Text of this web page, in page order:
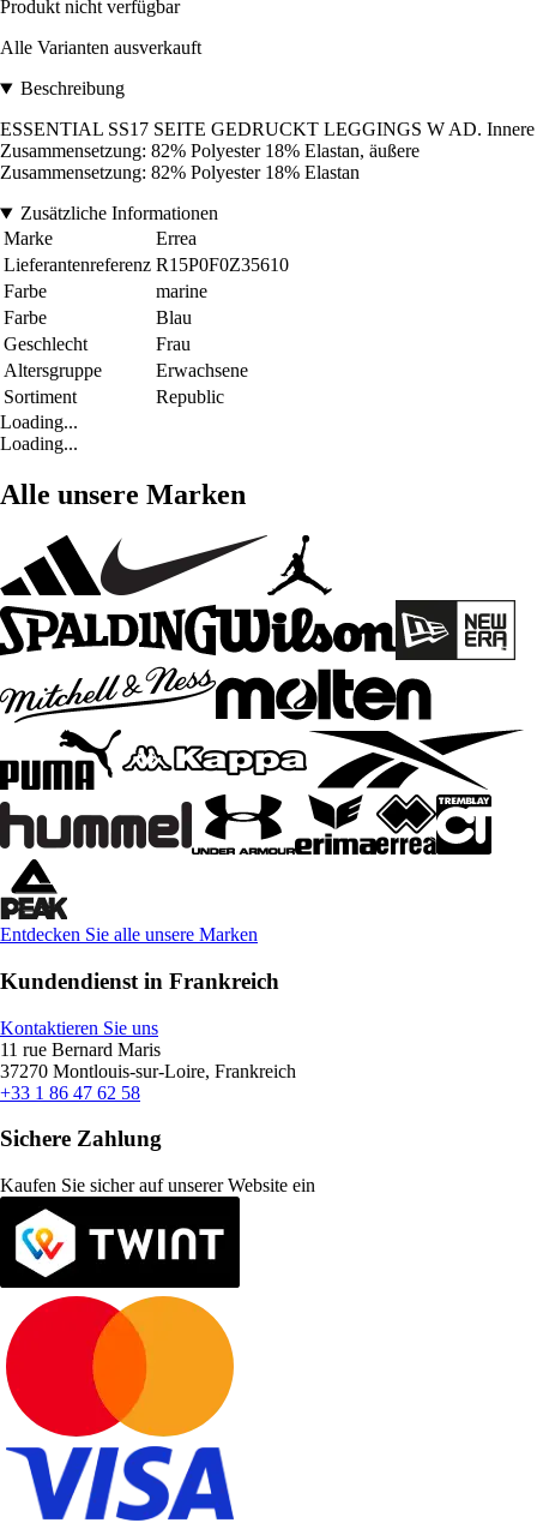
Produkt nicht verfügbar
Alle Varianten ausverkauft
Beschreibung
ESSENTIAL SS17 SEITE GEDRUCKT LEGGINGS W AD. Innere
Zusammensetzung: 82% Polyester 18% Elastan, äußere
Zusammensetzung: 82% Polyester 18% Elastan
Zusätzliche Informationen
Marke
Errea
Lieferantenreferenz R15P0F0Z35610
Farbe
marine
Farbe
Blau
Geschlecht
Frau
Altersgruppe
Erwachsene
Sortiment
Republic
Loading...
Loading...
Alle unsere Marken
Entdecken Sie alle unsere Marken
Kundendienst in Frankreich
Kontaktieren Sie uns
11 rue Bernard Maris
37270 Montlouis-sur-Loire, Frankreich
+33 1 86 47 62 58
Sichere Zahlung
Kaufen Sie sicher auf unserer Website ein